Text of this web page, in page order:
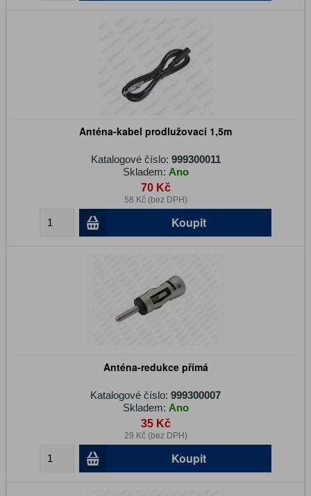
Anténa-kabel prodlužovací 1,5m
Katalogové číslo: 999300011
Skladem: Ano
70 Kč
58 Kč (bez DPH)
Koupit
Anténa-redukce přímá
Katalogové číslo: 999300007
Skladem: Ano
35 Kč
29 Kč (bez DPH)
Koupit